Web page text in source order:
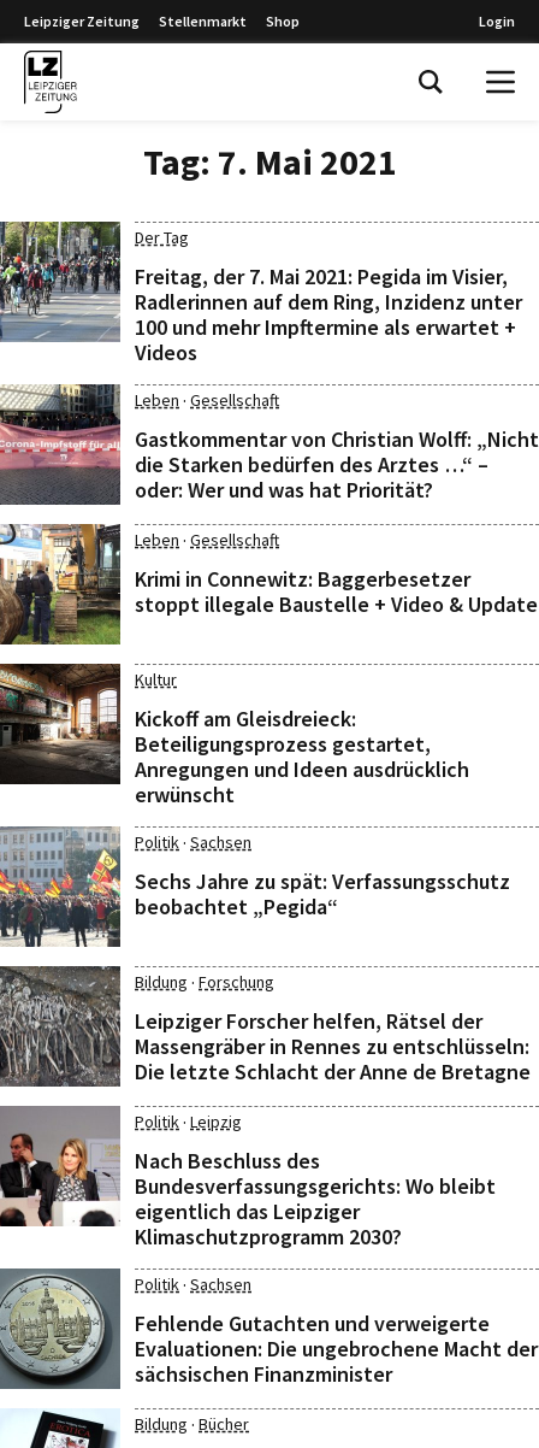
Leipziger Zeitung Stellenmarkt Shop Login
Tag: 7. Mai 2021
Der Tag
Freitag, der 7. Mai 2021: Pegida im Visier,
Radlerinnen auf dem Ring, Inzidenz unter
100 und mehr Impftermine als erwartet +
Videos
Leben · Gesellschaft
Gastkommentar von Christian Wolff: „Nicht
die Starken bedürfen des Arztes …“ –
oder: Wer und was hat Priorität?
Leben · Gesellschaft
Krimi in Connewitz: Baggerbesetzer
stoppt illegale Baustelle + Video & Update
Kultur
Kickoff am Gleisdreieck:
Beteiligungsprozess gestartet,
Anregungen und Ideen ausdrücklich
erwünscht
Politik· Sachsen
Sechs Jahre zu spät: Verfassungsschutz
beobachtet „Pegida“
Bildung · Forschung
Leipziger Forscher helfen, Rätsel der
Massengräber in Rennes zu entschlüsseln:
Die letzte Schlacht der Anne de Bretagne
Politik· Leipzig
Nach Beschluss des
Bundesverfassungsgerichts: Wo bleibt
eigentlich das Leipziger
Klimaschutzprogramm 2030?
Politik· Sachsen
Fehlende Gutachten und verweigerte
Evaluationen: Die ungebrochene Macht der
sächsischen Finanzminister
Bildung · Bücher